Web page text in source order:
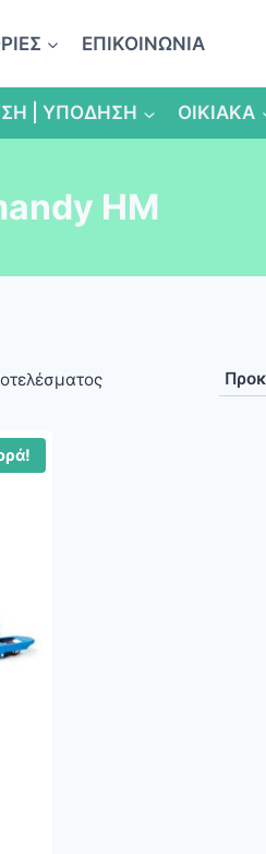
ΕΠΙΚΟΙΝΩΝΙΑ
| ΥΠΟΔΗΣΗ ΟΙΚΙΑΚΑ
HM